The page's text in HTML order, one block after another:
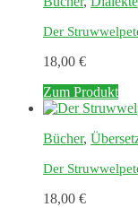
Der
18,00 €
Zum Produkt
Bücher,
Der
18,00 €